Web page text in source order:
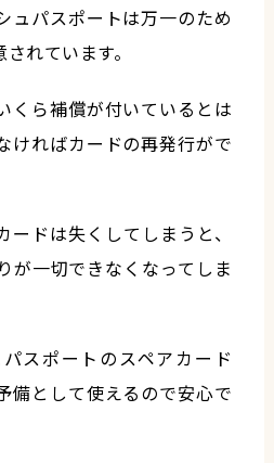
ュパスポートは万一のため
れています。
くら補償が付いているとは
ければカードの再発行がで
ードは失くしてしまうと、
が一切できなくなってしま
スポートのスペアカード
備として使えるので安心で